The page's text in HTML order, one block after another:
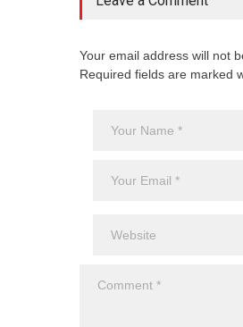
Your email address will not
Required fields are marked